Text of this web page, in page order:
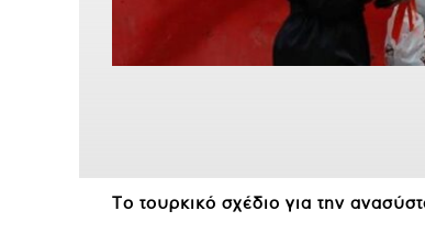
Το τουρκικό σχέδιο για την